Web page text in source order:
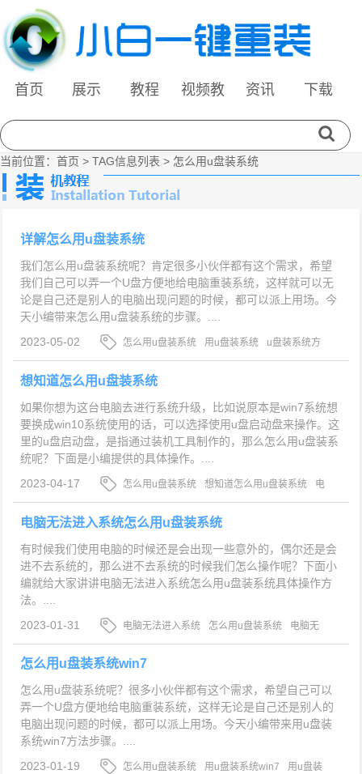
首页 展示 教程
视频教
资讯 下载
当前位置： 首页 > TAG信息列表 > 怎么用u盘装系统
详解怎么用u盘装系统
我们怎么用u盘装系统呢？肯定很多小伙伴都有这个需求，希望
我们自己可以弄一个U盘方便地给电脑重装系统，这样就可以无
论是自己还是别人的电脑出现问题的时候，都可以派上用场。今
天小编带来怎么用u盘装系统的步骤。....
2023-05-02
怎么用u盘装系统 用u盘装系统
u盘装系统方
法步骤
想知道怎么用u盘装系统
如果你想为这台电脑去进行系统升级，比如说原本是win7系统想
要换成win10系统使用的话，可以选择使用u盘启动盘来操作。这
里的u盘启动盘，是指通过装机工具制作的，那么怎么用u盘装系
统呢？下面是小编提供的具体操作。....
2023-04-17
怎么用u盘装系统 想知道怎么用u盘装系统
电
脑系统重装
电脑无法进入系统怎么用u盘装系统
有时候我们使用电脑的时候还是会出现一些意外的，偶尔还是会
进不去系统的，那么进不去系统的时候我们怎么操作呢？下面小
编就给大家讲讲电脑无法进入系统怎么用u盘装系统具体操作方
法。....
2023-01-31
电脑无法进入系统 怎么用u盘装系统
电脑无
法进入系统用u盘装系统
怎么用u盘装系统win7
怎么用u盘装系统呢？很多小伙伴都有这个需求，希望自己可以
弄一个U盘方便地给电脑重装系统，这样无论是自己还是别人的
电脑出现问题的时候，都可以派上用场。今天小编带来用u盘装
系统win7方法步骤。....
2023-01-19
怎么用u盘装系统 用u盘装系统win7
用u盘装